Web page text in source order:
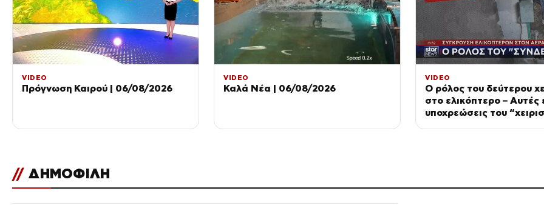
VIDEO
Πρόγνωση Καιρού | 06/08/2026
VIDEO
Καλά Νέα | 06/08/2026
VIDEO
Ο ρόλος του δεύτερου
στο ελικόπτερο – Αυτές
υποχρεώσεις του
// ΔΗΜΟΦΙΛΗ